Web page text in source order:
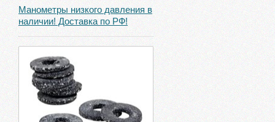
Манометры низкого давления в
наличии! Доставка по РФ!